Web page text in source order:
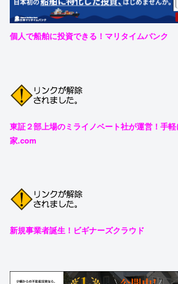
個人で船舶に投資できる！マリタイムバンク
東証２部上場のミライノベート社が運営！手
家.com
新規事業者誕生！ビギナーズクラウド